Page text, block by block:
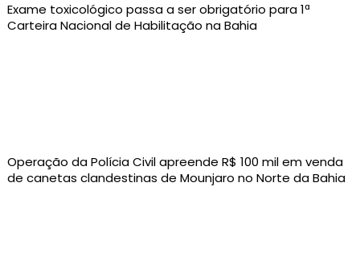
Exame toxicológico passa a ser obrigatório para 1ª
Carteira Nacional de Habilitação na Bahia
Operação da Polícia Civil apreende R$ 100 mil em venda
de canetas clandestinas de Mounjaro no Norte da Bahia